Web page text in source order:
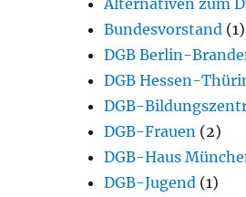
Bundesvorstand (1)
DGB Berlin-
DGB Hessen-
DGB-
DGB-Frauen (2)
DGB-Haus
DGB-Jugend (1)